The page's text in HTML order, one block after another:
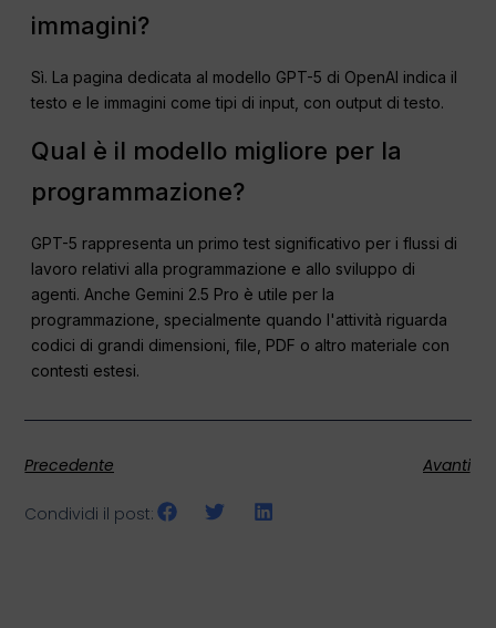
immagini?
Sì. La pagina dedicata al modello GPT-5 di OpenAI indica il
testo e le immagini come tipi di input, con output di testo.
Qual è il modello migliore per la
programmazione?
GPT-5 rappresenta un primo test significativo per i flussi di
lavoro relativi alla programmazione e allo sviluppo di
agenti. Anche Gemini 2.5 Pro è utile per la
programmazione, specialmente quando l'attività riguarda
codici di grandi dimensioni, file, PDF o altro materiale con
contesti estesi.
Precedente Avanti
Condividi il post: